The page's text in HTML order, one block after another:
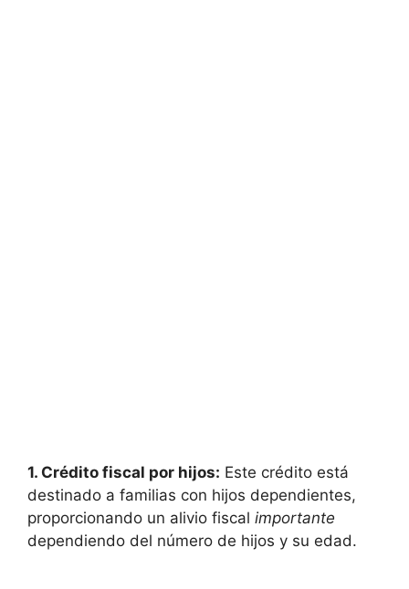
1. Crédito fiscal por hijos: Este crédito está
destinado a familias ‌con hijos dependientes,
proporcionando un alivio fiscal importante
dependiendo del número de hijos ⁤y su edad.